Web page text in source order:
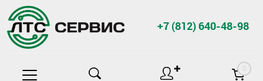
+7 (812) 640-48-98
✚ 0